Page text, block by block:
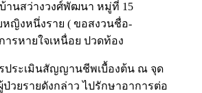
านสว่างวงศ์พัฒนา หมู่ที่ 15
หญิงหนึ่งราย ( ขอสงวนชื่อ-
รหายใจเหนื่อย ปวดท้อง
ประเมินสัญญานชีพเบื้องต้น ณ จุด
ป่วยรายดังกล่าว ไปรักษาอาการต่อ